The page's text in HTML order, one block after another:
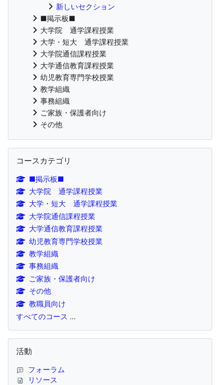
新しいセクション
■掲示板■
大学院 通学課程授業
大学・短大 通学課程授業
大学院通信課程授業
大学通信教育課程授業
幼児教育専門学校授業
教学組織
事務組織
ご家族・保護者向け
その他
コースカテゴリ
■掲示板■
大学院 通学課程授業
大学・短大 通学課程授業
大学院通信課程授業
大学通信教育課程授業
幼児教育専門学校授業
教学組織
事務組織
ご家族・保護者向け
その他
教職員向け
すべてのコース ...
活動
フォーラム
リソース